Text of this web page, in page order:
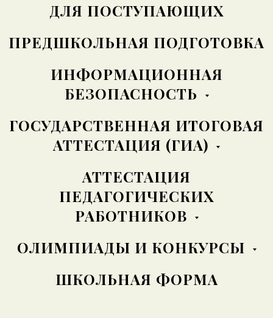
ДЛЯ ПОСТУПАЮЩИХ
ПРЕДШКОЛЬНАЯ ПОДГОТОВКА
ИНФОРМАЦИОННАЯ
БЕЗОПАСНОСТЬ
ГОСУДАРСТВЕННАЯ ИТОГОВАЯ
АТТЕСТАЦИЯ (ГИА)
АТТЕСТАЦИЯ
ПЕДАГОГИЧЕСКИХ
РАБОТНИКОВ
ОЛИМПИАДЫ И КОНКУРСЫ
ШКОЛЬНАЯ ФОРМА